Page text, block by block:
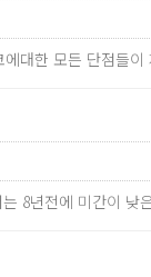
대한 모든 단점들
8년전에 미간이 낮